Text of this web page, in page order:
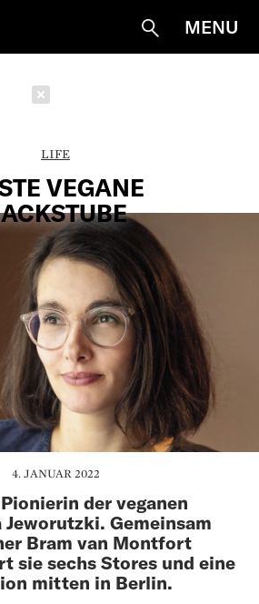
Suche
MENU
LIFE
VEGANE
4. JANUAR 2022
der veganen
Jeworutzki. Gemeinsam
Bram van Montfort
sie sechs Stores und eine
mitten in Berlin.